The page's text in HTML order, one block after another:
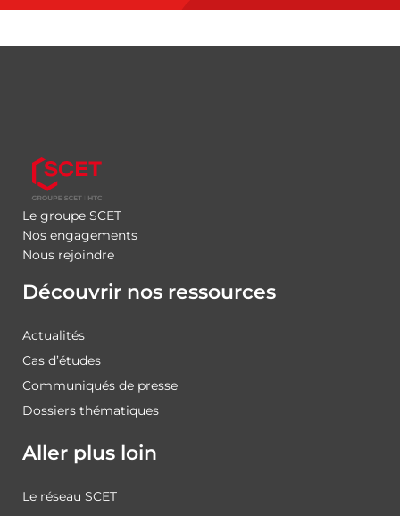
Le groupe SCET
Nos engagements
Nous rejoindre
Découvrir nos ressources
Actualités
Cas d’études
Communiqués de presse
Dossiers thématiques
Aller plus loin
Le réseau SCET